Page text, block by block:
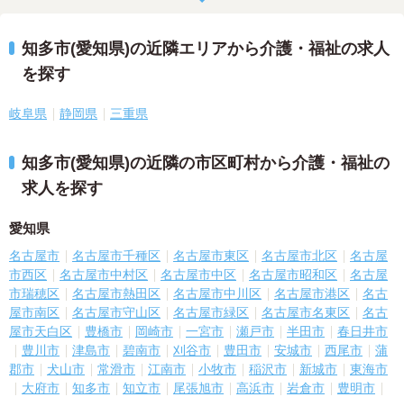
知多市(愛知県)の近隣エリアから介護・福祉の求人
を探す
岐阜県 静岡県 三重県
知多市(愛知県)の近隣の市区町村から介護・福祉の
求人を探す
愛知県
名古屋市 名古屋市千種区 名古屋市東区 名古屋市北区
名古屋
市西区
名古屋市中村区 名古屋市中区 名古屋市昭和区
名古屋
市瑞穂区
名古屋市熱田区 名古屋市中川区 名古屋市港区
名古
屋市南区
名古屋市守山区 名古屋市緑区 名古屋市名東区
名古
屋市天白区
豊橋市 岡崎市 一宮市 瀬戸市 半田市
春日井市
豊川市
津島市 碧南市 刈谷市 豊田市 安城市 西尾市
蒲
郡市
犬山市 常滑市 江南市 小牧市 稲沢市 新城市
東海市
大府市
知多市 知立市 尾張旭市 高浜市 岩倉市
豊明市